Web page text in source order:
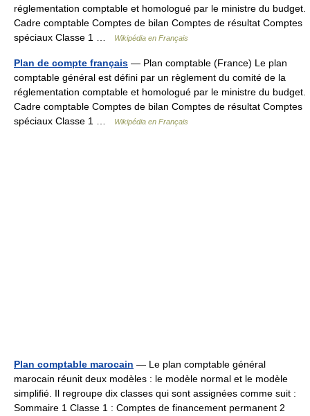
réglementation comptable et homologué par le ministre du budget.
Cadre comptable Comptes de bilan Comptes de résultat Comptes
spéciaux Classe 1 …
Wikipédia en Français
Plan de compte français — Plan comptable (France) Le plan
comptable général est défini par un règlement du comité de la
réglementation comptable et homologué par le ministre du budget.
Cadre comptable Comptes de bilan Comptes de résultat Comptes
spéciaux Classe 1 …
Wikipédia en Français
Plan comptable marocain — Le plan comptable général
marocain réunit deux modèles : le modèle normal et le modèle
simplifié. Il regroupe dix classes qui sont assignées comme suit :
Sommaire 1 Classe 1 : Comptes de financement permanent 2